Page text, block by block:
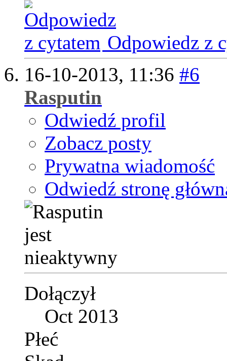
Odpowiedz z
16-10-2013, 11:36 #6
Rasputin
Odwiedź profil
Zobacz posty
Prywatna wiadomość
Odwiedź stronę
Dołączył
Oct 2013
Płeć